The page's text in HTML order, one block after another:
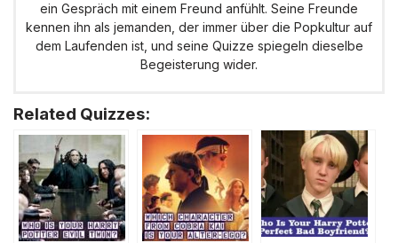
ein Gespräch mit einem Freund anfühlt. Seine Freunde
kennen ihn als jemanden, der immer über die Popkultur auf
dem Laufenden ist, und seine Quizze spiegeln dieselbe
Begeisterung wider.
Related Quizzes: